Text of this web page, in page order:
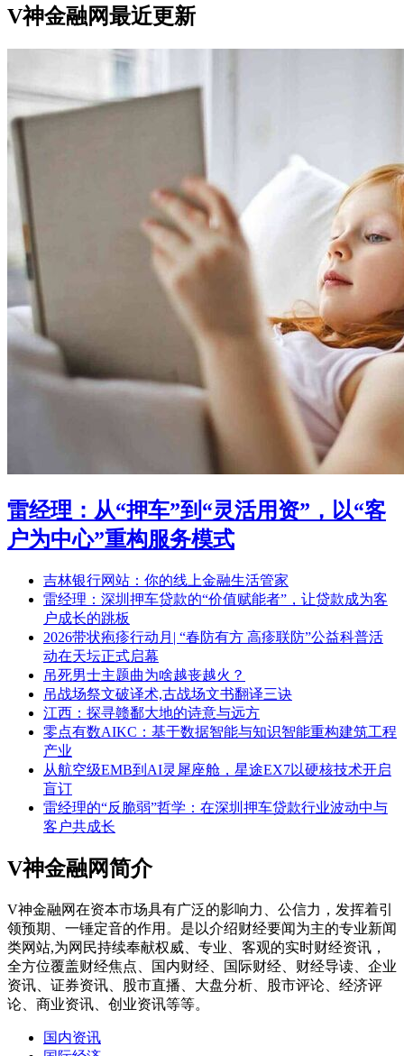
V神金融网最近更新
雷经理：从“押车”到“灵活用资”，以“客
户为中心”重构服务模式
吉林银行网站：你的线上金融生活管家
雷经理：深圳押车贷款的“价值赋能者”，让贷款成为客
户成长的跳板
2026带状疱疹行动月| “春防有方 高疹联防”公益科普活
动在天坛正式启幕
吊死男士主题曲为啥越丧越火？
吊战场祭文破译术,古战场文书翻译三诀
江西：探寻赣鄱大地的诗意与远方
零点有数AIKC：基于数据智能与知识智能重构建筑工程
产业
从航空级EMB到AI灵犀座舱，星途EX7以硬核技术开启
盲订
雷经理的“反脆弱”哲学：在深圳押车贷款行业波动中与
客户共成长
V神金融网简介
V神金融网在资本市场具有广泛的影响力、公信力，发挥着引
领预期、一锤定音的作用。是以介绍财经要闻为主的专业新闻
类网站,为网民持续奉献权威、专业、客观的实时财经资讯，
全方位覆盖财经焦点、国内财经、国际财经、财经导读、企业
资讯、证券资讯、股市直播、大盘分析、股市评论、经济评
论、商业资讯、创业资讯等等。
国内资讯